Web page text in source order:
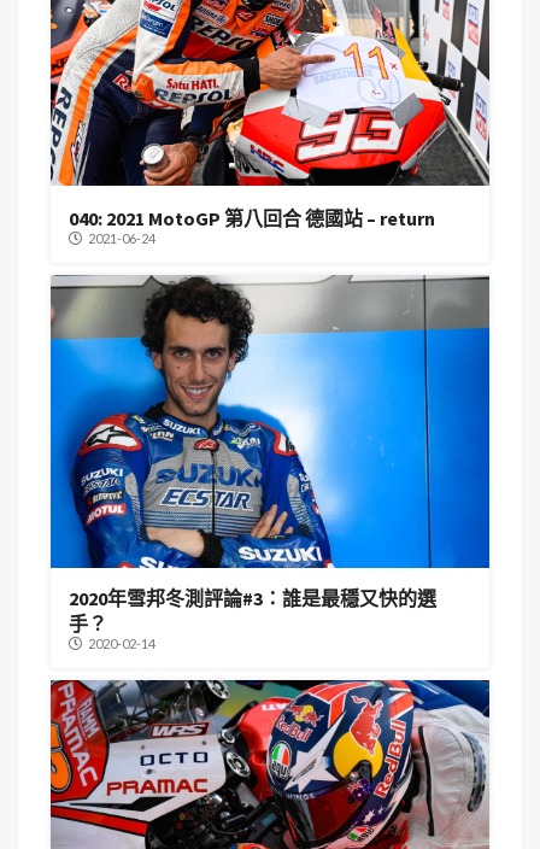
040: 2021 MotoGP 第八回合 德國站 – return
2021-06-24
2020年雪邦冬測評論#3：誰是最穩又快的選
手？
2020-02-14